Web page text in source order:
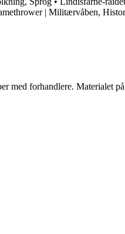
| Militærvåben,
med forhandlere. Materialet